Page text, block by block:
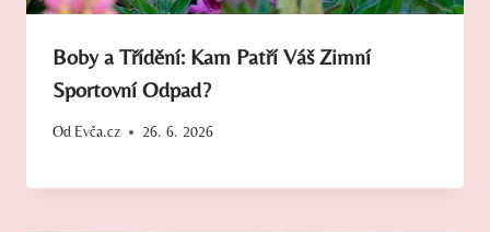
Boby a Třídění: Kam Patří Váš Zimní
Sportovní Odpad?
Od Evča.cz 26. 6. 2026